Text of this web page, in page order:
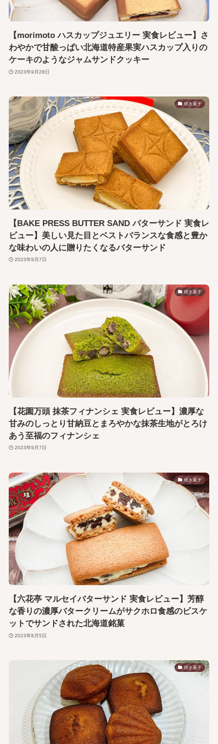
【morimoto ハスカップジュエリー 実食レビュー】さ
わやかで甘酸っぱい北海道特産果実ハスカップ入りの
ケーキのようなジャムサンドクッキー
2023年9月28日
焼き菓子
【BAKE PRESS BUTTER SAND バターサンド 実食レ
ビュー】美しい見た目とベストバランスな食感と豊か
な味わいの人に贈りたくなるバターサンド
2023年9月7日
焼き菓子
【花園万頭 抹茶フィナンシェ 実食レビュー】濃厚な
甘みのしっとり甘納豆とまろやかな抹茶生地がとろけ
あう至福のフィナンシェ
2023年9月7日
焼き菓子
【六花亭 マルセイバターサンド 実食レビュー】芳醇
な香りの濃厚バタークリームがサクホロ食感のビスケ
ットでサンドされた北海道銘菓
2023年8月5日
焼き菓子